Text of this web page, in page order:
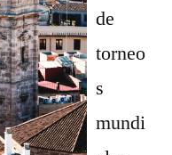
de
torneo
s
mundi